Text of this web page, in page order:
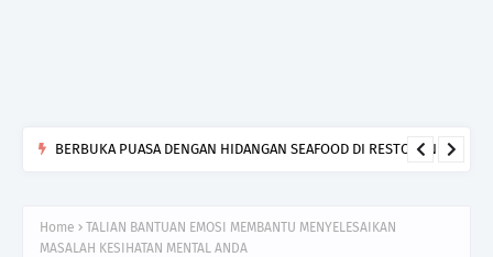
BERBUKA PUASA DENGAN HIDANGAN SEAFOOD DI RESTORAN
Home
TALIAN BANTUAN EMOSI MEMBANTU MENYELESAIKAN
MASALAH KESIHATAN MENTAL ANDA